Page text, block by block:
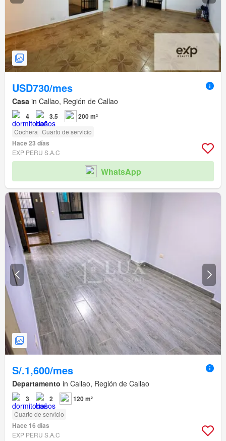
USD730/mes
Casa in Callao, Región de Callao
4 3.5 200 m²
Cochera Cuarto de servicio
Hace 23 días
EXP PERU S.A.C
WhatsApp
S/.1,600/mes
Departamento in Callao, Región de Callao
3 2 120 m²
Cuarto de servicio
Hace 16 días
EXP PERU S.A.C